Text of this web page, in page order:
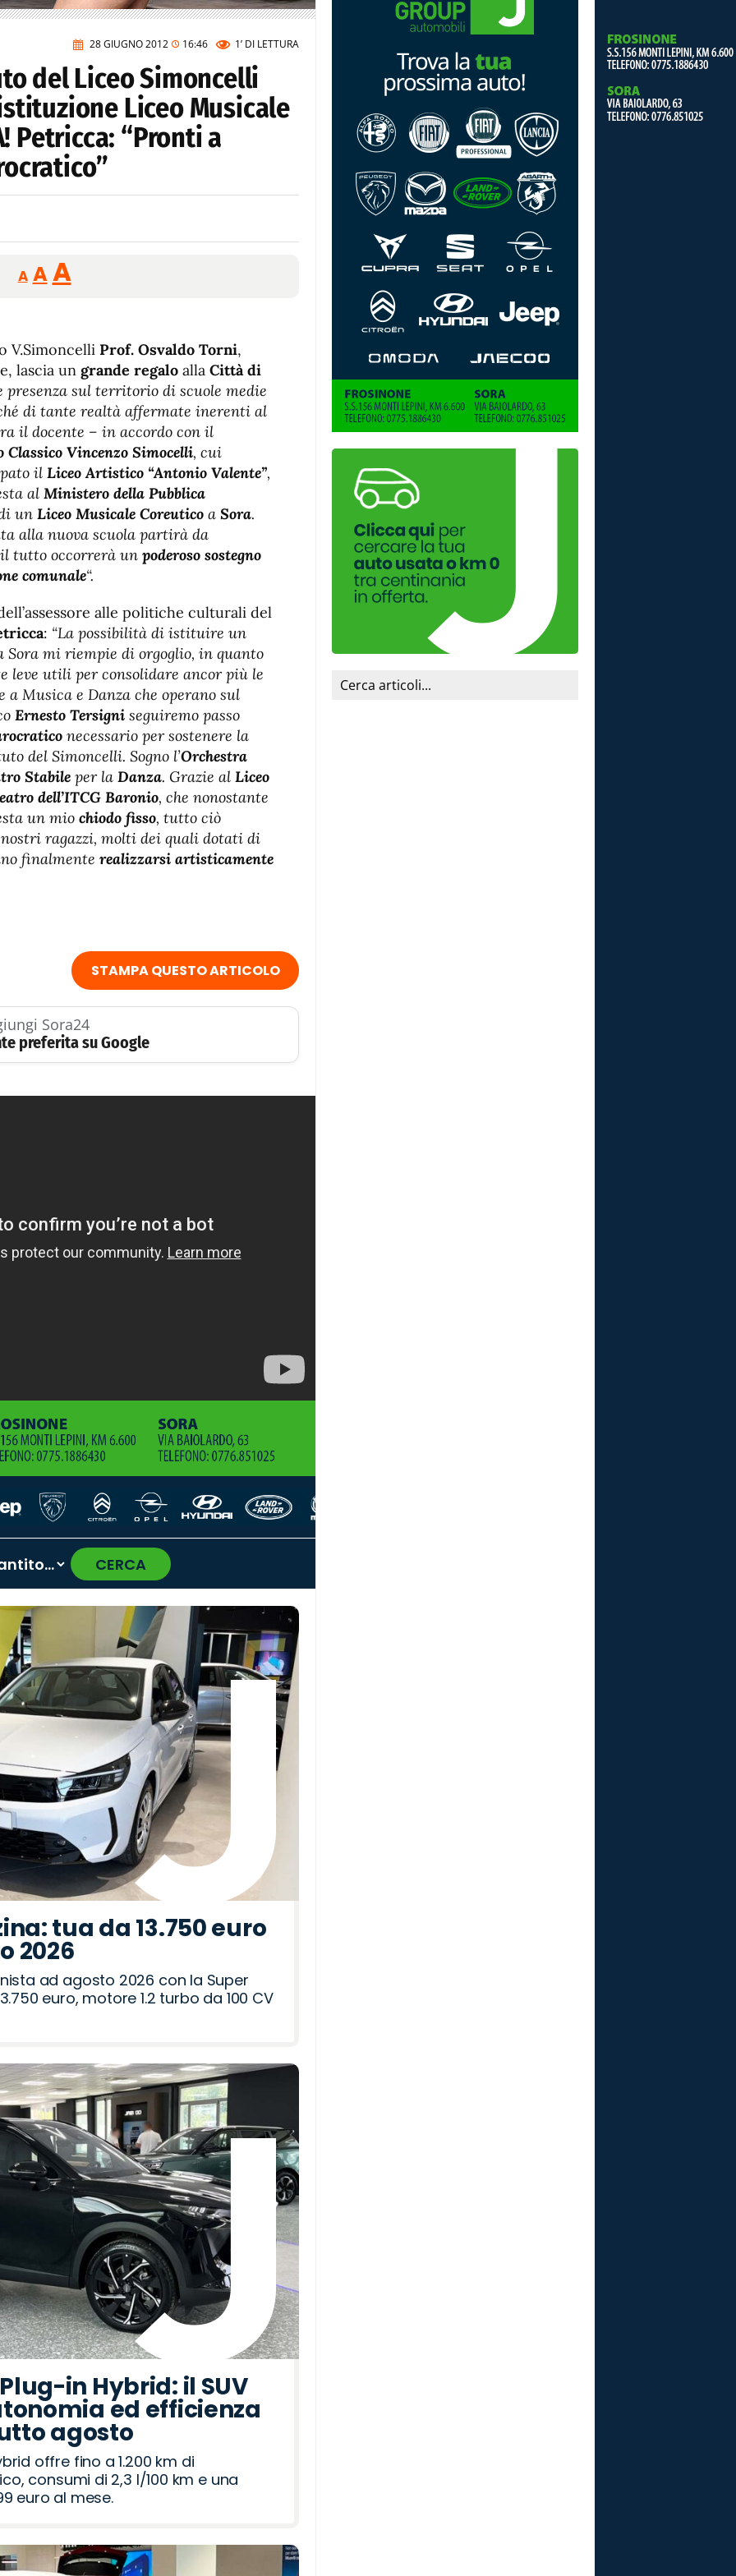
28 GIUGNO 2012 16:46 1’ DI LETTURA
del Liceo Simoncelli
Liceo Musicale
Petricca: “Pronti a
A
Reducir
tamaño
A Restablecer
tamaño
fuente
AAumentar
de
fuente.
V.Simoncelli Prof. Osvaldo Torni,
lascia un grande regalo alla Città di
presenza sul territorio di scuole medie
di tante realtà affermate inerenti al
il docente – in accordo con il
Classico Vincenzo Simocelli, cui
il Liceo Artistico “Antonio Valente”,
al Ministero della Pubblica
un Liceo Musicale Coreutico a Sora.
alla nuova scuola partirà da
tutto occorrerà un poderoso sostegno
comunale“.
alle politiche culturali del
: “La possibilità di istituire un
Sora mi riempie di orgoglio, in quanto
leve utili per consolidare ancor più le
Musica e Danza che operano sul
Ernesto Tersigni seguiremo passo
necessario per sostenere la
del Simoncelli. Sogno l’Orchestra
Stabile per la Danza. Grazie al Liceo
dell’ITCG Baronio, che nonostante
un mio chiodo fisso, tutto ciò
ragazzi, molti dei quali dotati di
finalmente realizzarsi artisticamente
STAMPA QUESTO ARTICOLO
Sora24
preferita su Google
CERCA
›
tua da 13.750 euro
2026
ad agosto 2026 con la Super
euro, motore 1.2 turbo da 100 CV
in Hybrid: il SUV
ed efficienza
agosto
offre fino a 1.200 km di
consumi di 2,3 l/100 km e una
euro al mese.